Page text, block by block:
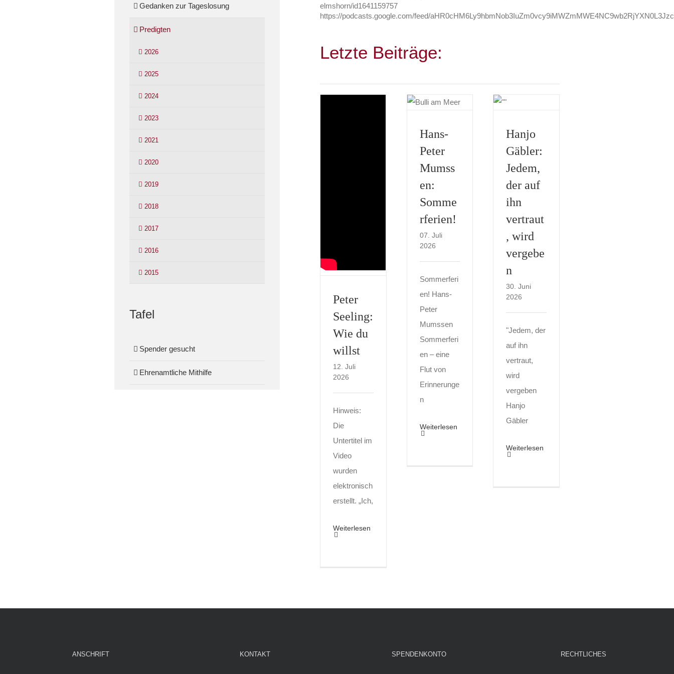
elmshorn/id1641159757
https://podcasts.google.com/feed/
Letzte Beiträge:
Peter
Seeling:
Wie du
willst
12. Juli
2026
Hinweis:
Die
Untertitel im
Video
wurden
elektronisch
erstellt. „Ich,
Weiterlesen
Hans-
Peter
Mumss
en:
Somme
rferien!
07. Juli
2026
Sommerferi
en! Hans-
Peter
Mumssen
Sommerferi
en – eine
Flut von
Erinnerunge
n
Weiterlesen
Hanjo
Gäbler:
Jedem,
der auf
ihn
vertraut
, wird
vergebe
n
30. Juni
2026
"Jedem, der
auf ihn
vertraut,
wird
vergeben
Hanjo
Gäbler
Weiterlesen
Gedanken zur Tageslosung
Predigten
2026
2025
2024
2023
2021
2020
2019
2018
2017
2016
2015
Tafel
Spender gesucht
Ehrenamtliche Mithilfe
ANSCHRIFT KONTAKT SPENDENKONTO RECHTLICHES